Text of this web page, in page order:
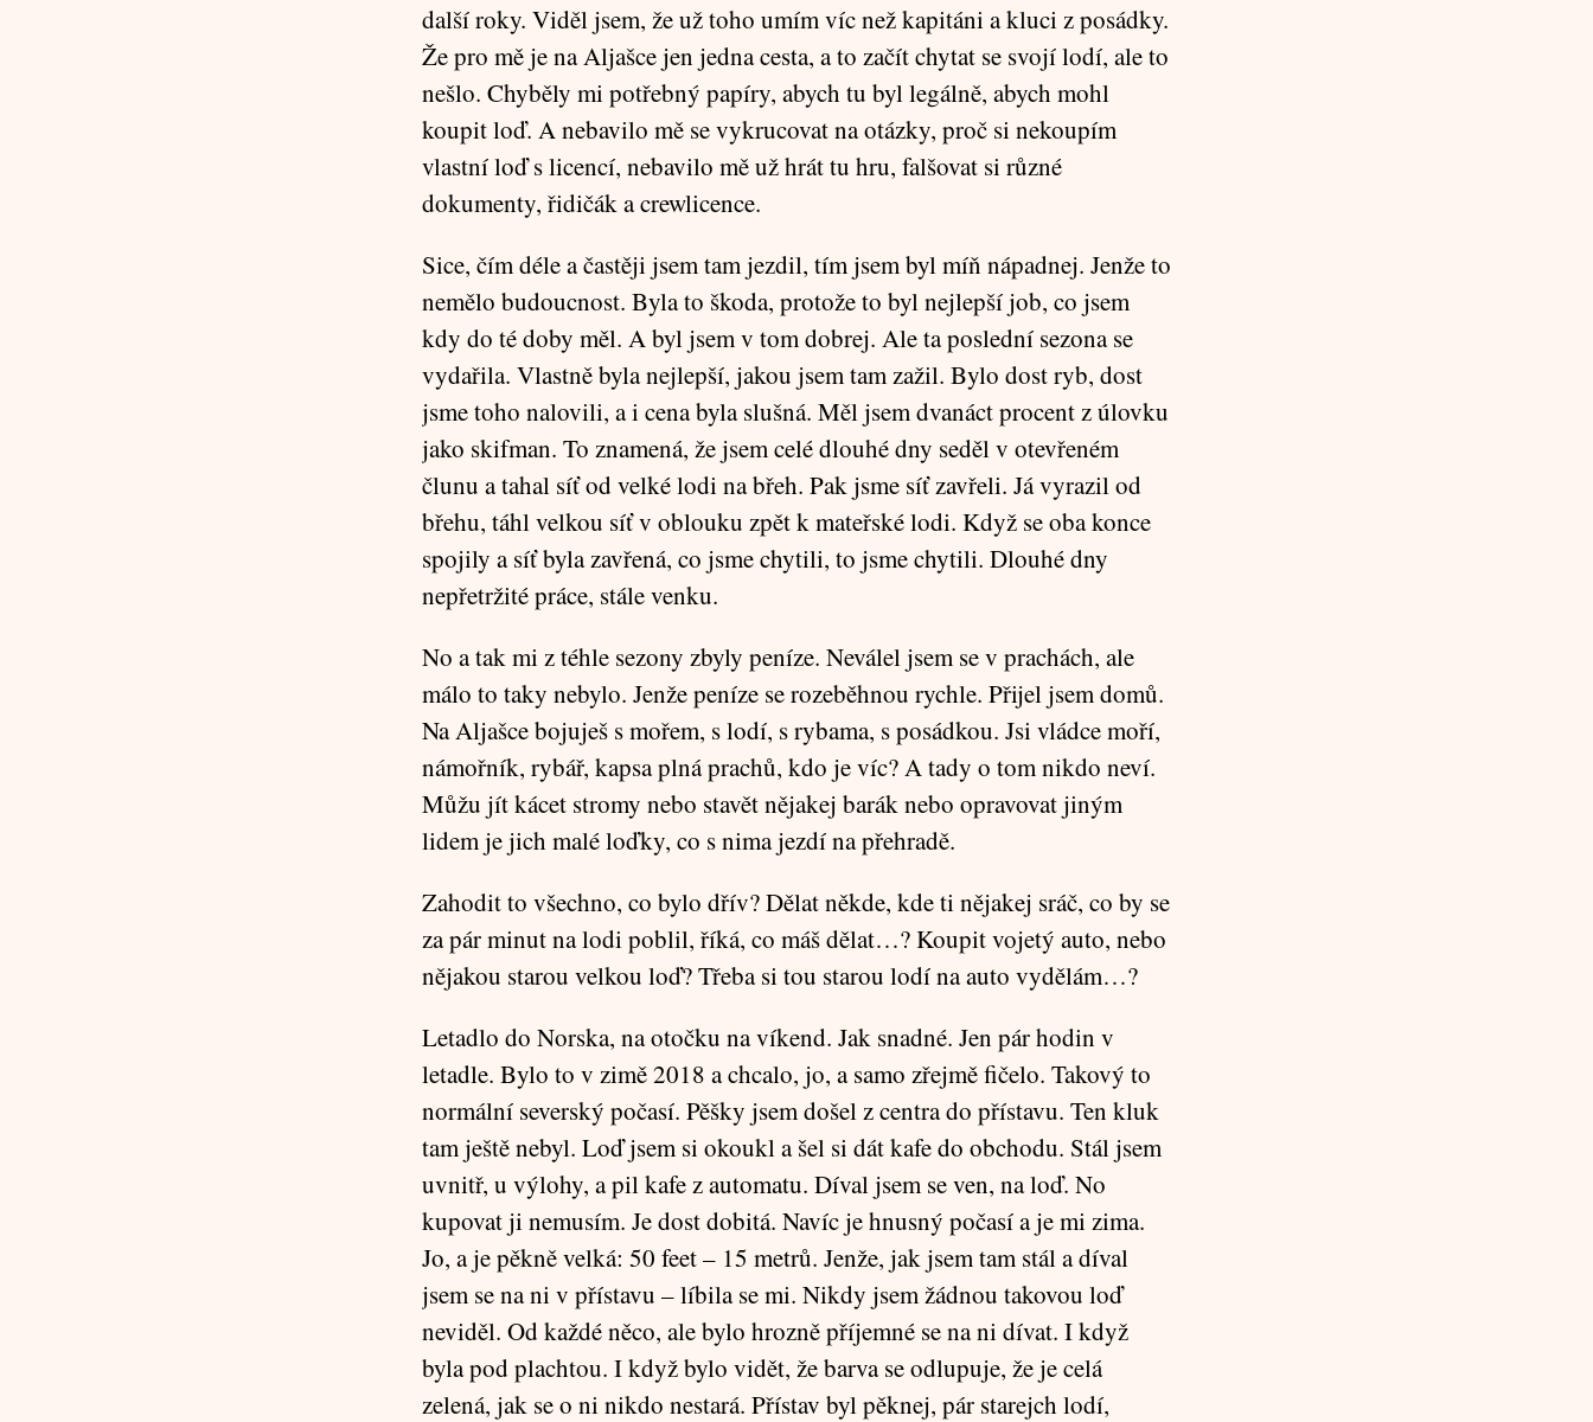
další roky. Viděl jsem, že už toho umím víc než kapitáni a kluci z posádky.
Že pro mě je na Aljašce jen jedna cesta, a to začít chytat se svojí lodí, ale to
nešlo. Chyběly mi potřebný papíry, abych tu byl legálně, abych mohl
koupit loď. A nebavilo mě se vykrucovat na otázky, proč si nekoupím
vlastní loď s licencí, nebavilo mě už hrát tu hru, falšovat si různé
dokumenty, řidičák a crewlicence.
Sice, čím déle a častěji jsem tam jezdil, tím jsem byl míň nápadnej. Jenže to
nemělo budoucnost. Byla to škoda, protože to byl nejlepší job, co jsem
kdy do té doby měl. A byl jsem v tom dobrej. Ale ta poslední sezona se
vydařila. Vlastně byla nejlepší, jakou jsem tam zažil. Bylo dost ryb, dost
jsme toho nalovili, a i cena byla slušná. Měl jsem dvanáct procent z úlovku
jako skifman. To znamená, že jsem celé dlouhé dny seděl v otevřeném
člunu a tahal síť od velké lodi na břeh. Pak jsme síť zavřeli. Já vyrazil od
břehu, táhl velkou síť v oblouku zpět k mateřské lodi. Když se oba konce
spojily a síť byla zavřená, co jsme chytili, to jsme chytili. Dlouhé dny
nepřetržité práce, stále venku.
No a tak mi z téhle sezony zbyly peníze. Neválel jsem se v prachách, ale
málo to taky nebylo. Jenže peníze se rozeběhnou rychle. Přijel jsem domů.
Na Aljašce bojuješ s mořem, s lodí, s rybama, s posádkou. Jsi vládce moří,
námořník, rybář, kapsa plná prachů, kdo je víc? A tady o tom nikdo neví.
Můžu jít kácet stromy nebo stavět nějakej barák nebo opravovat jiným
lidem je jich malé loďky, co s nima jezdí na přehradě.
Zahodit to všechno, co bylo dřív? Dělat někde, kde ti nějakej sráč, co by se
za pár minut na lodi poblil, říká, co máš dělat…? Koupit vojetý auto, nebo
nějakou starou velkou loď? Třeba si tou starou lodí na auto vydělám…?
Letadlo do Norska, na otočku na víkend. Jak snadné. Jen pár hodin v
letadle. Bylo to v zimě 2018 a chcalo, jo, a samo zřejmě fičelo. Takový to
normální severský počasí. Pěšky jsem došel z centra do přístavu. Ten kluk
tam ještě nebyl. Loď jsem si okoukl a šel si dát kafe do obchodu. Stál jsem
uvnitř, u výlohy, a pil kafe z automatu. Díval jsem se ven, na loď. No
kupovat ji nemusím. Je dost dobitá. Navíc je hnusný počasí a je mi zima.
Jo, a je pěkně velká: 50 feet – 15 metrů. Jenže, jak jsem tam stál a díval
jsem se na ni v přístavu – líbila se mi. Nikdy jsem žádnou takovou loď
neviděl. Od každé něco, ale bylo hrozně příjemné se na ni dívat. I když
byla pod plachtou. I když bylo vidět, že barva se odlupuje, že je celá
zelená, jak se o ni nikdo nestará. Přístav byl pěknej, pár starejch lodí,